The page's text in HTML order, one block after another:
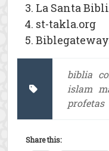
La Santa
st-takla.org
biblia
islam
profetas
Share this: